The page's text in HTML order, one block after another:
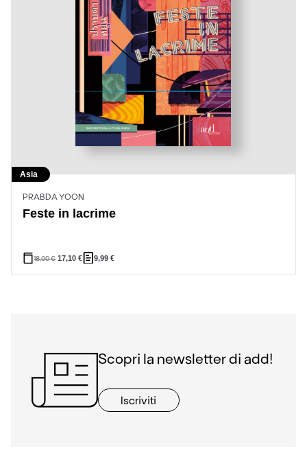
Asia
PRABDA YOON
Feste in lacrime
18,00€ 17,10€ 9,99 €
Scopri la newsletter di add!
Iscriviti